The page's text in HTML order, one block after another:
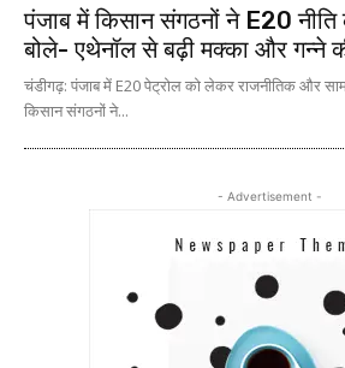
पंजाब में किसान संगठनों ने E20 नीति
बोले- एथेनॉल से बढ़ी मक्का और गन्ने
चंडीगढ़: पंजाब में E20 पेट्रोल को लेकर राजनीतिक और
किसान संगठनों ने...
- Advertisement -